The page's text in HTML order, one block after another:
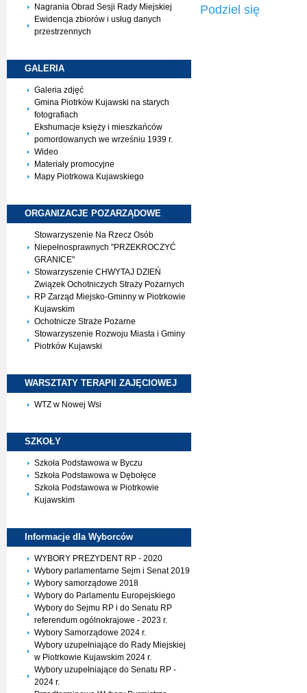
Nagrania Obrad Sesji Rady Miejskiej
Ewidencja zbiorów i usług danych
przestrzennych
GALERIA
Galeria zdjęć
Gmina Piotrków Kujawski na starych
fotografiach
Ekshumacje księży i mieszkańców
pomordowanych we wrześniu 1939 r.
Wideo
Materiały promocyjne
Mapy Piotrkowa Kujawskiego
ORGANIZACJE POZARZĄDOWE
Stowarzyszenie Na Rzecz Osób
Niepełnosprawnych "PRZEKROCZYĆ
GRANICE"
Stowarzyszenie CHWYTAJ DZIEŃ
Związek Ochotniczych Straży Pożarnych
RP Zarząd Miejsko-Gminny w Piotrkowie
Kujawskim
Ochotnicze Straże Pożarne
Stowarzyszenie Rozwoju Miasta i Gminy
Piotrków Kujawski
WARSZTATY TERAPII ZAJĘCIOWEJ
WTZ w Nowej Wsi
SZKOŁY
Szkoła Podstawowa w Byczu
Szkoła Podstawowa w Dębołęce
Szkoła Podstawowa w Piotrkowie
Kujawskim
Informacje dla Wyborców
WYBORY PREZYDENT RP - 2020
Wybory parlamentarne Sejm i Senat 2019
Wybory samorządowe 2018
Wybory do Parlamentu Europejskiego
Wybory do Sejmu RP i do Senatu RP
referendum ogólnokrajowe - 2023 r.
Wybory Samorządowe 2024 r.
Wybory uzupełniające do Rady Miejskiej
w Piotrkowie Kujawskim 2024 r.
Wybory uzupełniające do Senatu RP -
2024 r.
Podziel się